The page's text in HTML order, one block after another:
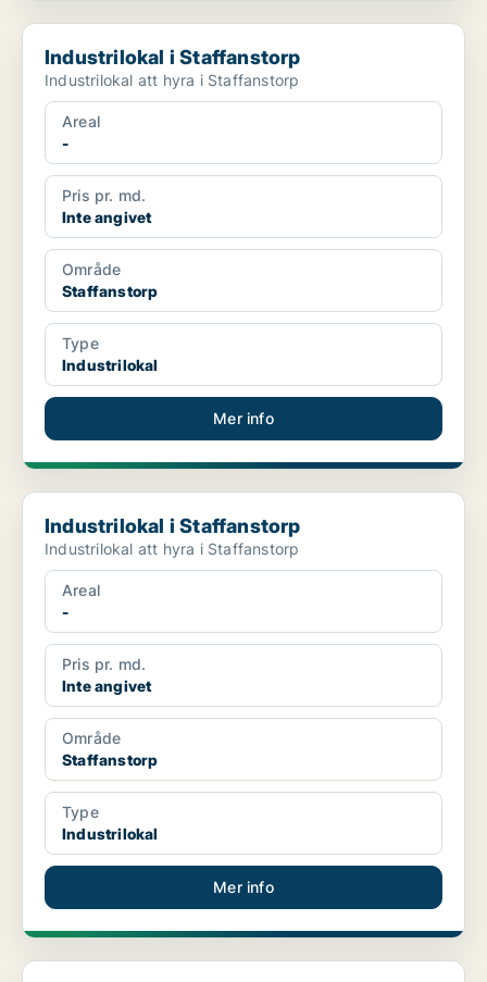
Industrilokal i Staffanstorp
Industrilokal i Staffanstorp
Industrilokal att hyra i Staffanstorp
Areal
-
Pris pr. md.
Inte angivet
Område
Staffanstorp
Type
Industrilokal
Mer info
Industrilokal i Staffanstorp
Industrilokal i Staffanstorp
Industrilokal att hyra i Staffanstorp
Areal
-
Pris pr. md.
Inte angivet
Område
Staffanstorp
Type
Industrilokal
Mer info
Industrilokal i Staffanstorp